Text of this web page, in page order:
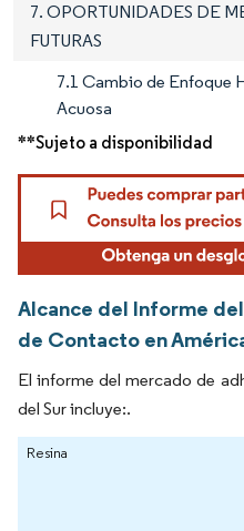
7. OPORTUNIDADES DE
FUTURAS
7.1 Cambio de Enfoque
Acuosa
**Sujeto a disponibilidad
Alcance del Informe
de Contacto en
El informe del mercado de
del Sur incluye:.
Resina